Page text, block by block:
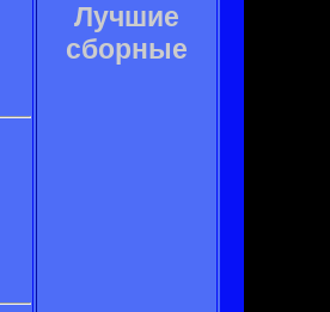
Лучшие
сборные